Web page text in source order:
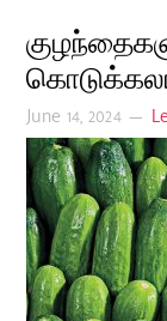
June 14, 2024